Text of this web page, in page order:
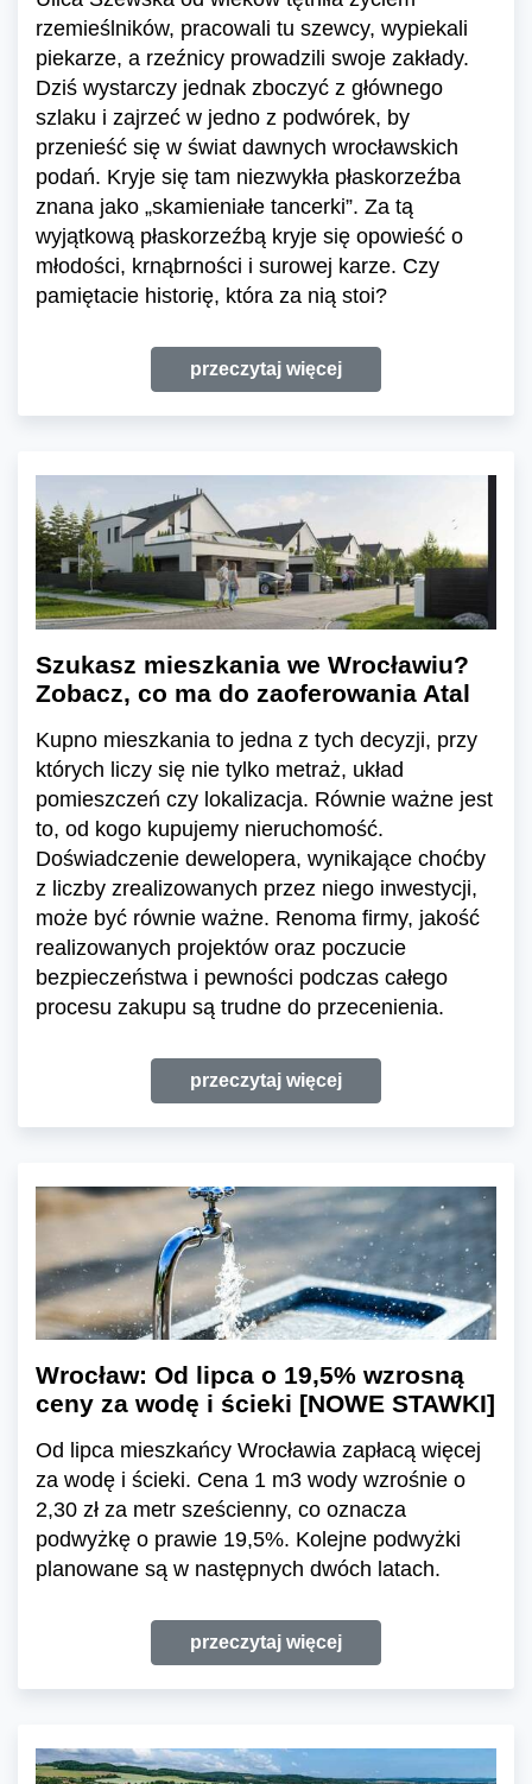
rzemieślników, pracowali tu szewcy, wypiekali
piekarze, a rzeźnicy prowadzili swoje zakłady.
Dziś wystarczy jednak zboczyć z głównego
szlaku i zajrzeć w jedno z podwórek, by
przenieść się w świat dawnych wrocławskich
podań. Kryje się tam niezwykła płaskorzeźba
znana jako „skamieniałe tancerki”. Za tą
wyjątkową płaskorzeźbą kryje się opowieść o
młodości, krnąbrności i surowej karze. Czy
pamiętacie historię, która za nią stoi?
przeczytaj więcej
Szukasz mieszkania we Wrocławiu?
Zobacz, co ma do zaoferowania Atal
Kupno mieszkania to jedna z tych decyzji, przy
których liczy się nie tylko metraż, układ
pomieszczeń czy lokalizacja. Równie ważne jest
to, od kogo kupujemy nieruchomość.
Doświadczenie dewelopera, wynikające choćby
z liczby zrealizowanych przez niego inwestycji,
może być równie ważne. Renoma firmy, jakość
realizowanych projektów oraz poczucie
bezpieczeństwa i pewności podczas całego
procesu zakupu są trudne do przecenienia.
przeczytaj więcej
Wrocław: Od lipca o 19,5% wzrosną
ceny za wodę i ścieki [NOWE STAWKI]
Od lipca mieszkańcy Wrocławia zapłacą więcej
za wodę i ścieki. Cena 1 m3 wody wzrośnie o
2,30 zł za metr sześcienny, co oznacza
podwyżkę o prawie 19,5%. Kolejne podwyżki
planowane są w następnych dwóch latach.
przeczytaj więcej